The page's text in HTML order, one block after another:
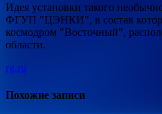
Идея установки такого
ФГУП "ЦЭНКИ", в состав
космодром "Восточный",
области.
rg.ru
Похожие записи